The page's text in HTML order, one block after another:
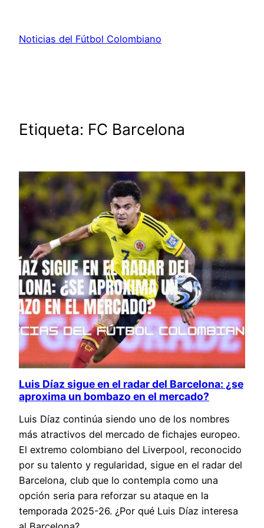
contenido
Noticias del Fútbol Colombiano
Etiqueta: FC Barcelona
Luis Díaz sigue en el radar del Barcelona: ¿se
aproxima un bombazo en el mercado?
Luis Díaz continúa siendo uno de los nombres
más atractivos del mercado de fichajes europeo.
El extremo colombiano del Liverpool, reconocido
por su talento y regularidad, sigue en el radar del
Barcelona, club que lo contempla como una
opción seria para reforzar su ataque en la
temporada 2025-26. ¿Por qué Luis Díaz interesa